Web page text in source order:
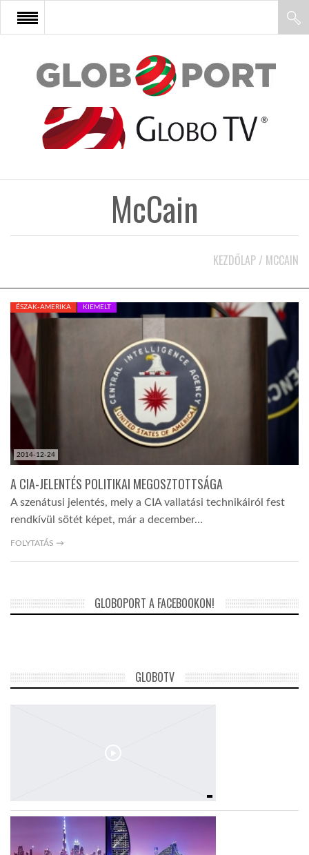
FŐOLDAL
AFRIKA
KÖZEL-KELET
AUSZTRÁLIA
A VILÁG ITTHON
GLOBOTV BP
HÍR3D
GLOBOTV
LINKTR.EE
McCain
KEZDŐLAP / MCCAIN
2014-12-24
ÉSZAK-AMERIKA KIEMELT
A CIA-JELENTÉS POLITIKAI MEGOSZTOTTSÁGA
A szenátusi jelentés, mely a CIA vallatási technikáiról fest
rendkívül sötét képet, már a december…
FOLYTATÁS →
GLOBOPORT A FACEBOOKON!
GLOBOTV